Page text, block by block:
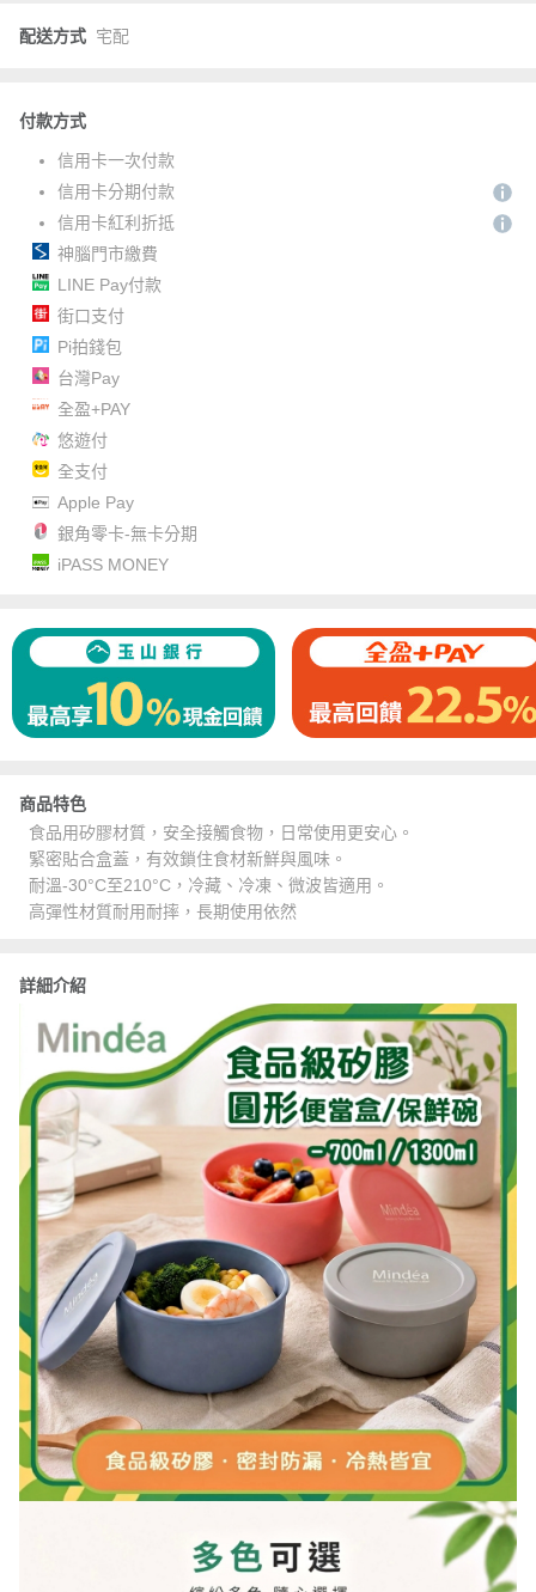
配送方式 宅配
付款方式
信用卡一次付款
信用卡分期付款
信用卡紅利折抵
神腦門市繳費
LINE Pay付款
街口支付
Pi拍錢包
台灣Pay
全盈+PAY
悠遊付
全支付
Apple Pay
銀角零卡-無卡分期
iPASS MONEY
商品特色
食品用矽膠材質，安全接觸食物，日常使用更安心。
緊密貼合盒蓋，有效鎖住食材新鮮與風味。
耐溫-30°C至210°C，冷藏、冷凍、微波皆適用。
高彈性材質耐用耐摔，長期使用依然
詳細介紹